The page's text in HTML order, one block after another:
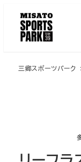
三郷スポーツパーク